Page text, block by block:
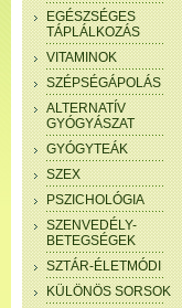
EGÉSZSÉGES
TÁPLÁLKOZÁS
VITAMINOK
SZÉPSÉGÁPOLÁS
ALTERNATÍV
GYÓGYÁSZAT
GYÓGYTEÁK
SZEX
PSZICHOLÓGIA
SZENVEDÉLY-
BETEGSÉGEK
SZTÁR-ÉLETMÓDI
KÜLÖNÖS SORSOK